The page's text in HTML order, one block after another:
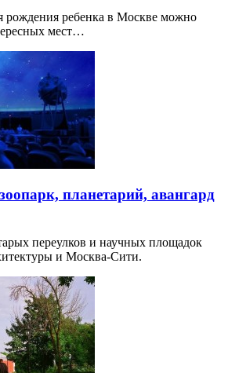
рождения ребенка в Москве можно
мест…
планетарий, авангард
переулков и научных площадок
и Москва-Сити.